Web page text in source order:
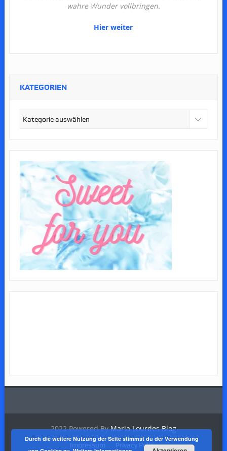
wahre Wunder vollbringen.
Hier weiter
KATEGORIEN
2022 Powered ByMaria Lourdes Blog
Impressum Privacy Policy
Durch die weitere Nutzung der Seite stimmst du der Verwendung